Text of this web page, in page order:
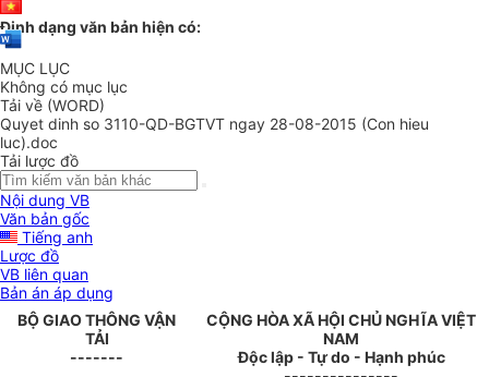
Định dạng văn bản hiện có:
MỤC LỤC
Không có mục lục
Tải về (WORD)
Quyet dinh so 3110-QD-BGTVT ngay 28-08-2015 (Con hieu
luc).doc
Tải lược đồ
Nội dung VB
Văn bản gốc
Tiếng anh
Lược đồ
VB liên quan
Bản án áp dụng
BỘ GIAO THÔNG VẬN
TẢI
-------
CỘNG HÒA XÃ HỘI CHỦ NGHĨA VIỆT
NAM
Độc lập - Tự do - Hạnh phúc